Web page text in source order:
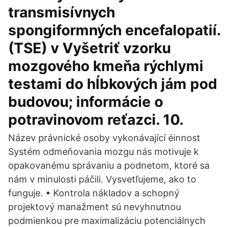
transmisívnych
spongiformných encefalopatií.
(TSE) v Vyšetriť vzorku
mozgového kmeňa rýchlymi
testami do hĺbkových jám pod
budovou; informácie o
potravinovom reťazci. 10.
Název právnické osoby vykonávající éinnost
Systém odmeňovania mozgu nás motivuje k
opakovanému správaniu a podnetom, ktoré sa
nám v minulosti páčili. Vysvetľujeme, ako to
funguje. • Kontrola nákladov a schopný
projektový manažment sú nevyhnutnou
podmienkou pre maximalizáciu potenciálnych